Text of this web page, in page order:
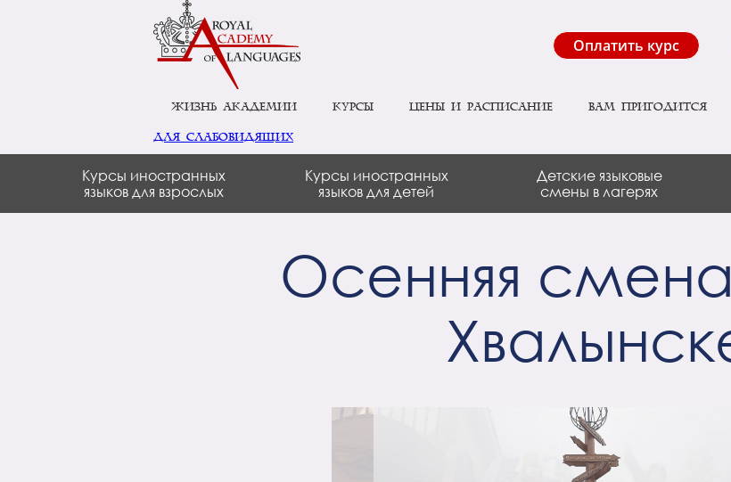
Оплатить курс
Жизнь академии Курсы Цены и расписание Вам пригодится
для слабовидящих
Курсы иностранных
языков для взрослых
Курсы иностранных
языков для детей
Детские языковые
смены в лагерях
Осенняя смена